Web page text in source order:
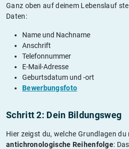
Ganz oben auf deinem Lebenslauf
Daten:
Name und Nachname
Anschrift
Telefonnummer
E-Mail-Adresse
Geburtsdatum und -ort
Bewerbungsfoto
Schritt 2: Dein Bildungsweg
Hier zeigst du, welche Grundlagen
antichronologische Reihenfolge: